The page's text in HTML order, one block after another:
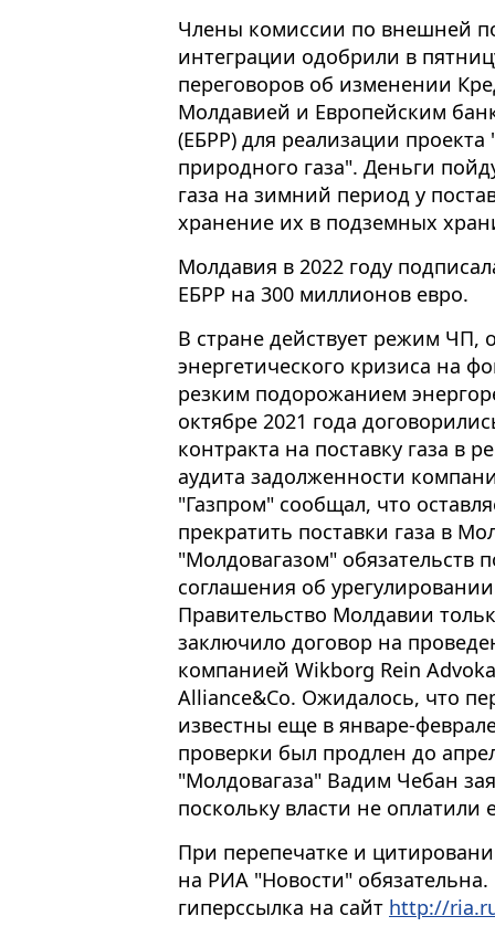
Члены комиссии по внешней
интеграции одобрили в
переговоров об изменении
Молдавией и Европейским
(ЕБРР) для реализации проекта
природного газа". Деньги
газа на зимний период у
хранение их в подземных
Молдавия в 2022 году
ЕБРР на 300 миллионов евро.
В стране действует режим ЧП,
энергетического кризиса на
резким подорожанием
октябре 2021 года
контракта на поставку газа в
аудита задолженности
"Газпром" сообщал, что
прекратить поставки газа в
"Молдовагазом" обязательств
соглашения об
Правительство Молдавии
заключило договор на
компанией Wikborg Rein
Alliance&Co. Ожидалось, что
известны еще в январе-
проверки был продлен до
"Молдовагаза" Вадим Чебан
поскольку власти не оплатили
При перепечатке и
на РИА "Новости"
гиперссылка на сайт http://